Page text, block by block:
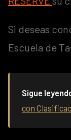
Si deseas
Escuela de
Sigue
con